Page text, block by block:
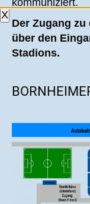
kommuniziert.
Der Zugang
über den
Stadions.
X